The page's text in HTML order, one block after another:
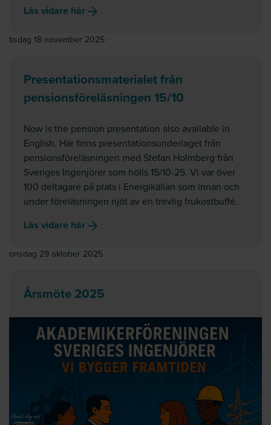
Läs vidare här
tisdag 18 november 2025
Presentationsmaterialet från
pensionsföreläsningen 15/10
Now is the pension presentation also available in
English. Här finns presentationsunderlaget från
pensionsföreläsningen med Stefan Holmberg från
Sveriges Ingenjörer som hölls 15/10-25. Vi var över
100 deltagare på plats i Energikällan som innan och
under föreläsningen njöt av en trevlig frukostbuffé.
Läs vidare här
onsdag 29 oktober 2025
Årsmöte 2025